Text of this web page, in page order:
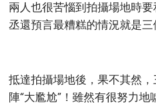
兩人也很苦惱到拍攝場地時
丞還預言最糟糕的情況就是三
抵達拍攝場地後，果不其然
陣“大尷尬”！雖然有很努力地